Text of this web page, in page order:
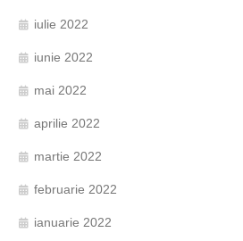
iulie 2022
iunie 2022
mai 2022
aprilie 2022
martie 2022
februarie 2022
ianuarie 2022